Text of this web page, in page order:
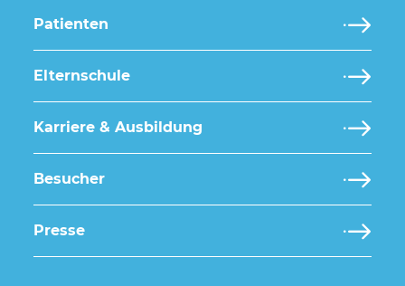
Patienten
Elternschule
Karriere & Ausbildung
Besucher
Presse